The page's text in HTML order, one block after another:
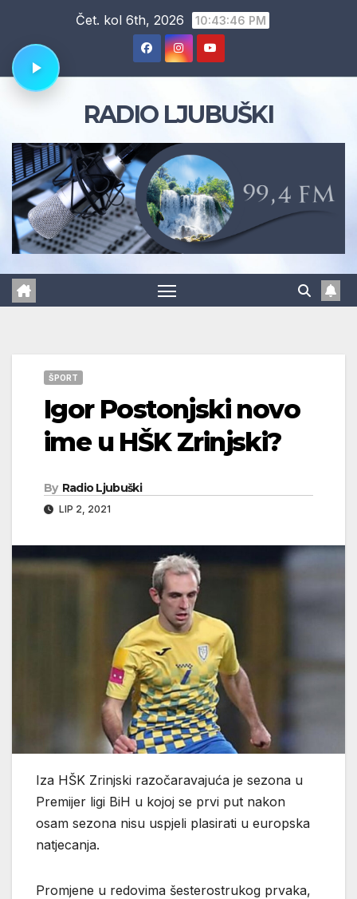
content
Čet. kol 6th, 2026 10:43:47 PM
RADIO LJUBUŠKI
ŠPORT
Igor Postonjski novo
ime u HŠK Zrinjski?
By Radio Ljubuški
LIP 2, 2021
Iza HŠK Zrinjski razočaravajuća je sezona u
Premijer ligi BiH u kojoj se prvi put nakon
osam sezona nisu uspjeli plasirati u europska
natjecanja.
Promjene u redovima šesterostrukog prvaka,